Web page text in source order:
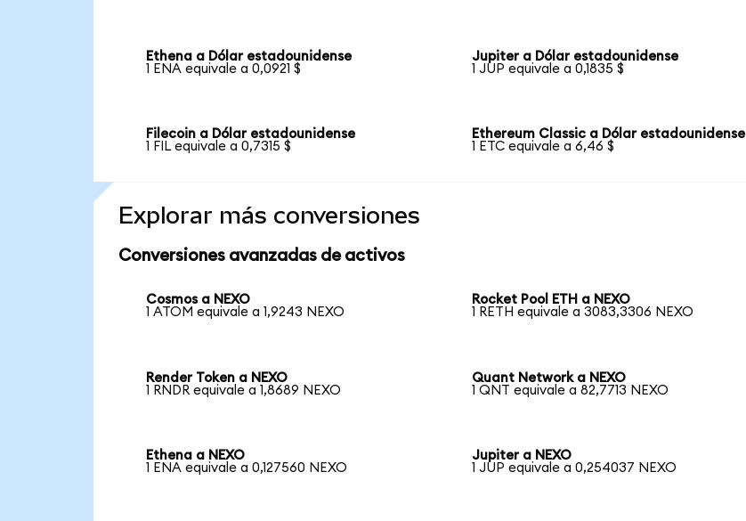
Ethena a Dólar estadounidense
1 ENA equivale a 0,0921 $
Jupiter a Dólar estadounidense
1 JUP equivale a 0,1835 $
Filecoin a Dólar estadounidense
1 FIL equivale a 0,7315 $
Ethereum Classic a Dólar estadounidense
1 ETC equivale a 6,46 $
Explorar más conversiones
Conversiones avanzadas de activos
Cosmos a NEXO
1 ATOM equivale a 1,9243 NEXO
Rocket Pool ETH a NEXO
1 RETH equivale a 3083,3306 NEXO
Render Token a NEXO
1 RNDR equivale a 1,8689 NEXO
Quant Network a NEXO
1 QNT equivale a 82,7713 NEXO
Ethena a NEXO
1 ENA equivale a 0,127560 NEXO
Jupiter a NEXO
1 JUP equivale a 0,254037 NEXO